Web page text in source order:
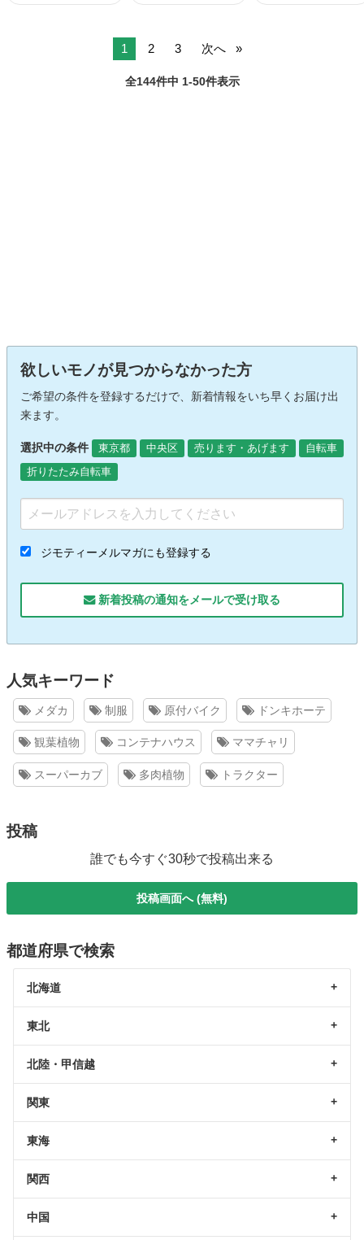
1 2 3 次へ
全144件中 1-50件表示
欲しいモノが見つからなかった方
ご希望の条件を登録するだけで、新着情報をいち早くお届け出
来ます。
選択中の条件 東京都 中央区 売ります・あげます
自転車
折りたたみ自転車
ジモティーメルマガにも登録する
新着投稿の通知をメールで受け取る
人気キーワード
メダカ 制服 原付バイク ドンキホーテ
観葉植物 コンテナハウス ママチャリ
スーパーカブ 多肉植物 トラクター
投稿
誰でも今すぐ30秒で投稿出来る
投稿画面へ (無料)
都道府県で検索
北海道
東北
北陸・甲信越
関東
東海
関西
中国